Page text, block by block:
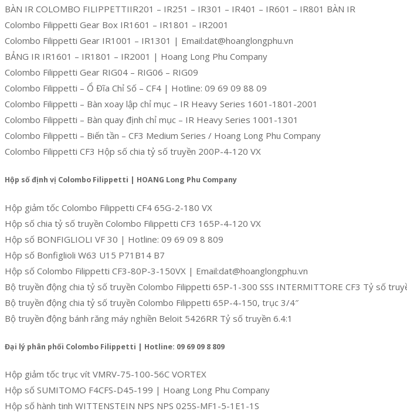
BÀN IR COLOMBO FILIPPETTIIR201 – IR251 – IR301 – IR401 – IR601 – IR801 BÀN IR
Colombo Filippetti Gear Box IR1601 – IR1801 – IR2001
Colombo Filippetti Gear IR1001 – IR1301 | Email:dat@hoanglongphu.vn
BẢNG IR IR1601 – IR1801 – IR2001 | Hoang Long Phu Company
Colombo Filippetti Gear RIG04 – RIG06 – RIG09
Colombo Filippetti – Ổ Đĩa Chỉ Số – CF4 | Hotline: 09 69 09 88 09
Colombo Filippetti – Bàn xoay lập chỉ mục – IR Heavy Series 1601-1801-2001
Colombo Filippetti – Bàn quay định chỉ mục – IR Heavy Series 1001-1301
Colombo Filippetti – Biến tần – CF3 Medium Series / Hoang Long Phu Company
Colombo Filippetti CF3 Hộp số chia tỷ số truyền 200P-4-120 VX
Hộp số định vị Colombo Filippetti | HOANG Long Phu Company
Hộp giảm tốc Colombo Filippetti CF4 65G-2-180 VX
Hộp số chia tỷ số truyền Colombo Filippetti CF3 165P-4-120 VX
Hộp số BONFIGLIOLI VF 30 | Hotline: 09 69 09 8 809
Hộp số Bonfiglioli W63 U15 P71B14 B7
Hộp số Colombo Filippetti CF3-80P-3-150VX | Email:dat@hoanglongphu.vn
Bộ truyền động chia tỷ số truyền Colombo Filippetti 65P-1-300 SSS INTERMITTORE CF3 Tỷ số
Bộ truyền động chia tỷ số truyền Colombo Filippetti 65P-4-150, trục 3/4″
Bộ truyền động bánh răng máy nghiền Beloit 5426RR Tỷ số truyền 6.4:1
Đại lý phân phối Colombo Filippetti | Hotline: 09 69 09 8 809
Hộp giảm tốc trục vít VMRV-75-100-56C VORTEX
Hộp số SUMITOMO F4CFS-D45-199 | Hoang Long Phu Company
Hộp số hành tinh WITTENSTEIN NPS NPS 025S-MF1-5-1E1-1S